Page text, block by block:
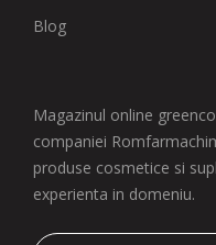
Blog
Magazinul online
companiei
produse cosmetice si
experienta in domeniu.